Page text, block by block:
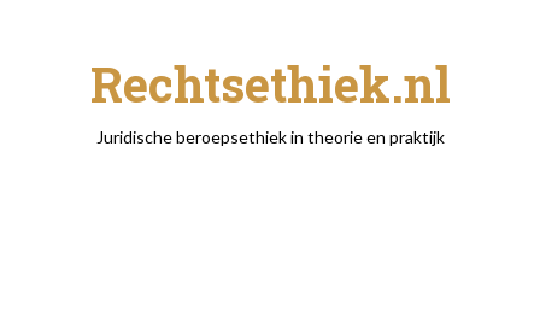
Rechtsethiek.nl
Juridische beroepsethiek in theorie en praktijk